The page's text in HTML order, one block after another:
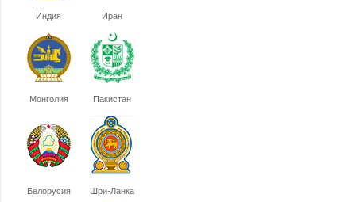
Индия Иран
Монголия Пакистан
Белорусия Шри-Ланка